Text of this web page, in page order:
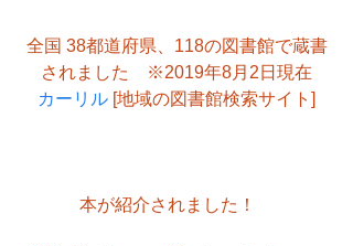
全国 38都道府県、118の図書館で蔵書
されました　※2019年8月2日現在
カーリル [地域の図書館検索サイト]
本が紹介されました！